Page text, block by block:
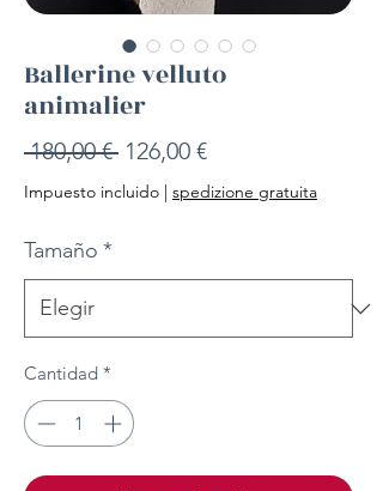
Ballerine velluto
animalier
180,00 € Precio
126,00 €Precio
de
Impuesto incluido | spedizione gratuita
Tamaño *
Cantidad *